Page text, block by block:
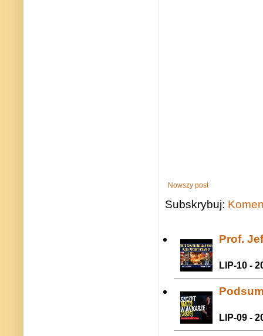
Nowszy post
Subskrybuj:
Prof.
LIP-10 -
LIP-09 -